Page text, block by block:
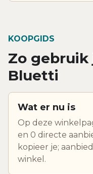
KOOPGIDS
Zo
Bluetti
Wat er nu is
Op deze
en 0 directe
kopieer je;
winkel.